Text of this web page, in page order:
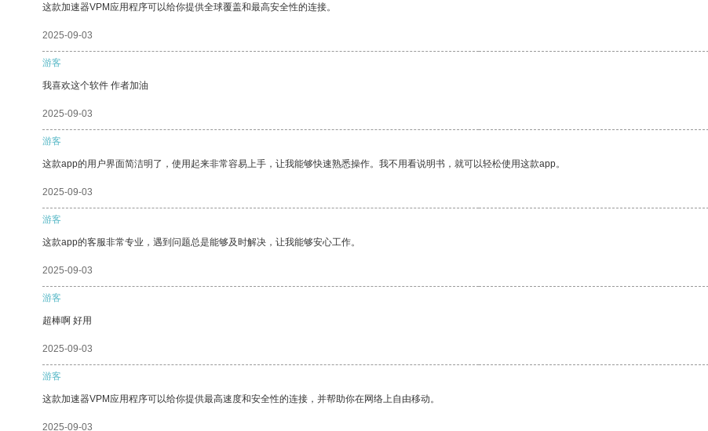
这款加速器VPM应用程序可以给你提供全球覆盖和最高安全性的连接。
2025-09-03
游客
我喜欢这个软件 作者加油
2025-09-03
游客
这款app的用户界面简洁明了，使用起来非常容易上手，让我能够快速熟悉操作。我不用看说明书，就可以轻松使用这款app。
2025-09-03
游客
这款app的客服非常专业，遇到问题总是能够及时解决，让我能够安心工作。
2025-09-03
游客
超棒啊 好用
2025-09-03
游客
这款加速器VPM应用程序可以给你提供最高速度和安全性的连接，并帮助你在网络上自由移动。
2025-09-03